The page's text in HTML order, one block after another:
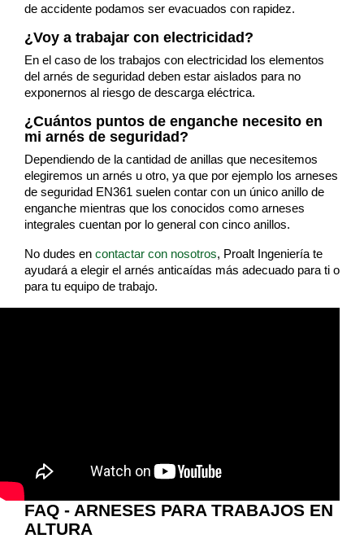
de accidente podamos ser evacuados con rapidez.
¿Voy a trabajar con electricidad?
En el caso de los trabajos con electricidad los elementos
del arnés de seguridad deben estar aislados para no
exponernos al riesgo de descarga eléctrica.
¿Cuántos puntos de enganche necesito en
mi arnés de seguridad?
Dependiendo de la cantidad de anillas que necesitemos
elegiremos un arnés u otro, ya que por ejemplo los arneses
de seguridad EN361 suelen contar con un único anillo de
enganche mientras que los conocidos como arneses
integrales cuentan por lo general con cinco anillos.
No dudes en contactar con nosotros, Proalt Ingeniería te
ayudará a elegir el arnés anticaídas más adecuado para ti o
para tu equipo de trabajo.
FAQ - ARNESES PARA TRABAJOS EN
ALTURA